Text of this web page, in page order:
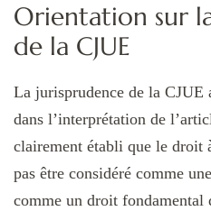
Orientation sur
de la CJUE
La jurisprudence de la CJUE
dans l’interprétation de
clairement établi que le droit
pas être considéré comme
comme un droit fondamental